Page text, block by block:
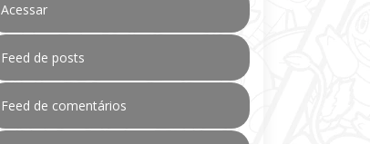
Acessar
Feed de posts
Feed de comentários